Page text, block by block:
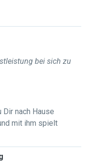
bei mir liebevoll und
können, während Sie
Pflegebedürfnisse geht –
darauf, Ihre Samtpfoten
Zeit zu bereiten. Bei Interesse
bei sich zu
nach Hause
mit ihm spielt